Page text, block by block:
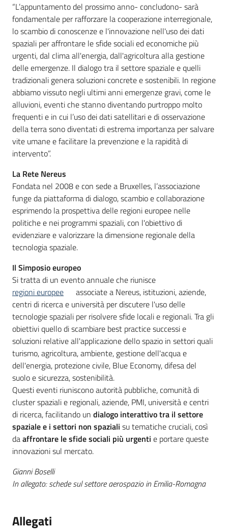
“L’appuntamento del prossimo anno- concludono- sarà
fondamentale per rafforzare la cooperazione interregionale,
lo scambio di conoscenze e l'innovazione nell'uso dei dati
spaziali per affrontare le sfide sociali ed economiche più
urgenti, dal clima all'energia, dall'agricoltura alla gestione
delle emergenze. Il dialogo tra il settore spaziale e quelli
tradizionali genera soluzioni concrete e sostenibili. In regione
abbiamo vissuto negli ultimi anni emergenze gravi, come le
alluvioni, eventi che stanno diventando purtroppo molto
frequenti e in cui l’uso dei dati satellitari e di osservazione
della terra sono diventati di estrema importanza per salvare
vite umane e facilitare la prevenzione e la rapidità di
intervento”.
La Rete Nereus
Fondata nel 2008 e con sede a Bruxelles, l’associazione
funge da piattaforma di dialogo, scambio e collaborazione
esprimendo la prospettiva delle regioni europee nelle
politiche e nei programmi spaziali, con l'obiettivo di
evidenziare e valorizzare la dimensione regionale della
tecnologia spaziale.
Il Simposio europeo
Si tratta di un evento annuale che riunisce
regioni europee
associate a Nereus, istituzioni, aziende,
centri di ricerca e università per discutere l'uso delle
tecnologie spaziali per risolvere sfide locali e regionali. Tra gli
obiettivi quello di scambiare best practice successi e
soluzioni relative all'applicazione dello spazio in settori quali
turismo, agricoltura, ambiente, gestione dell'acqua e
dell'energia, protezione civile, Blue Economy, difesa del
suolo e sicurezza, sostenibilità.
Questi eventi riuniscono autorità pubbliche, comunità di
cluster spaziali e regionali, aziende, PMI, università e centri
di ricerca, facilitando un dialogo interattivo tra il settore
spaziale e i settori non spaziali su tematiche cruciali, così
daaffrontare le sfide sociali più urgenti e portare queste
innovazioni sul mercato.
Gianni Boselli
In allegato: schede sul settore aerospazio in Emilia-Romagna
Allegati